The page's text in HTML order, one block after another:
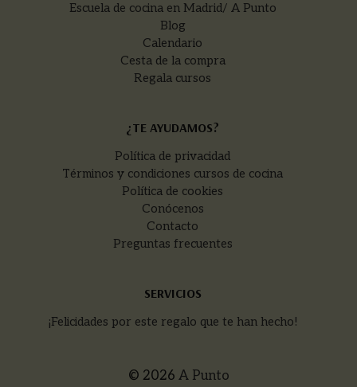
Escuela de cocina en Madrid/ A Punto
Blog
Calendario
Cesta de la compra
Regala cursos
¿TE AYUDAMOS?
Política de privacidad
Términos y condiciones cursos de cocina
Política de cookies
Conócenos
Contacto
Preguntas frecuentes
SERVICIOS
¡Felicidades por este regalo que te han hecho!
© 2026 A Punto